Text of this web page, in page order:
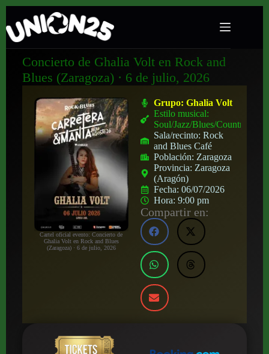
Concierto de Ghalia Volt en Rock and
Blues (Zaragoza) · 6 de julio, 2026
Cartel oficial evento: Concierto de
Ghalia Volt en Rock and Blues
(Zaragoza) · 6 de julio, 2026
Grupo:Ghalia Volt
Estilo musical:
Soul/Jazz/Blues/Country
Sala/recinto:Rock
and Blues Café
Población: Zaragoza
Provincia: Zaragoza
(Aragón)
Fecha:06/07/2026
Hora:9:00 pm
Compartir en: